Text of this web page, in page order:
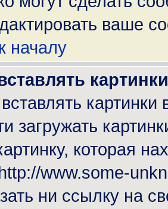
ваше
началу
загружать
которая
www.some-
ни ссылку на